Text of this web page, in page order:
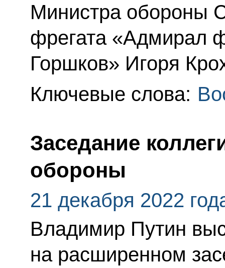
Министра обороны
фрегата «Адмирал
Горшков» Игоря
Ключевые слова:
Заседание
обороны
21 декабря 2022
Владимир Путин
на расширенном